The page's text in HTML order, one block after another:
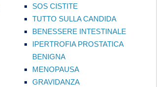
SOS CISTITE
TUTTO SULLA CANDIDA
BENESSERE INTESTINALE
IPERTROFIA PROSTATICA
BENIGNA
MENOPAUSA
GRAVIDANZA